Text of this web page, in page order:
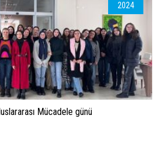
2024
Mücadele günü